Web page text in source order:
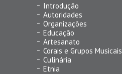
Introdução
Autoridades
Organizações
Educação
Artesanato
Corais e Grupos Musicais
Culinária
Etnia